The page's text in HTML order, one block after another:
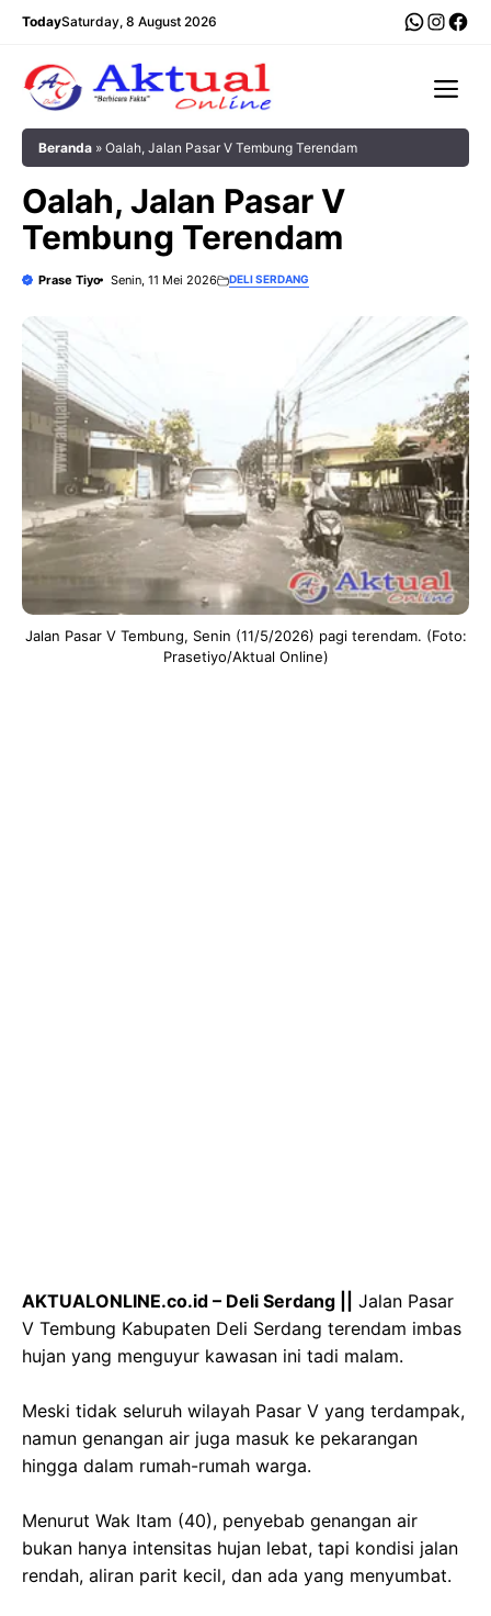
Langsung
TodaySaturday, 8 August 2026
Beranda » ‎Oalah, Jalan Pasar V Tembung Terendam
‎Oalah, Jalan Pasar V
Tembung Terendam
Prase Tiyo Senin, 11 Mei 2026 DELI SERDANG
Jalan Pasar V Tembung, Senin (11/5/2026) pagi terendam. (Foto:
Prasetiyo/Aktual Online)
‎AKTUALONLINE.co.id – Deli Serdang ||
Jalan Pasar
V Tembung Kabupaten Deli Serdang terendam imbas
hujan yang menguyur kawasan ini tadi malam.
‎Meski tidak seluruh wilayah Pasar V yang terdampak,
namun genangan air juga masuk ke pekarangan
hingga dalam rumah-rumah warga.
‎Menurut Wak Itam (40), penyebab genangan air
bukan hanya intensitas hujan lebat, tapi kondisi jalan
rendah, aliran parit kecil, dan ada yang menyumbat.